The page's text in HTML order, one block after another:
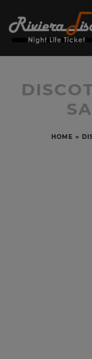
HOME »